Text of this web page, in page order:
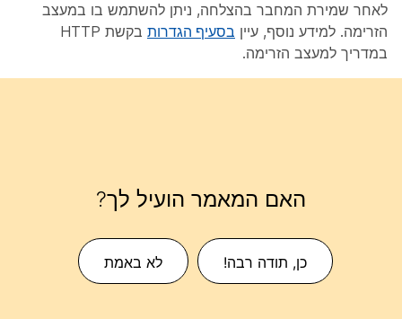
לאחר שמירת המחבר בהצלחה, ניתן להשתמש בו במעצב
הזרימה. למידע נוסף, עיין בסעיף הגדרות
בקשת HTTP
במדריך למעצב הזרימה.
האם המאמר הועיל לך?
כן, תודה רבה! לא באמת